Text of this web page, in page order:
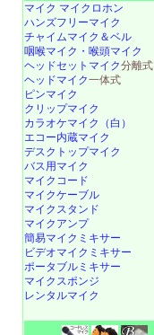
マイク マイクロホン
ハンズフリーマイク
チャイムマイク＆ベル
咽喉マイク・喉頭マイク
ヘッドセットマイク分離式
ヘッドマイク一体式
ピンマイク
クリップマイク
カラオケマイク（白）
エコー内蔵マイク
デスクトップマイク
バス用マイク
マイクコード
マイクケーブル
マイクスタンド
マイクアンプ
簡易マイクミキサー
ビデオマイクミキサー
ポータブルミキサー
マイクスポンジ
レンタルマイク